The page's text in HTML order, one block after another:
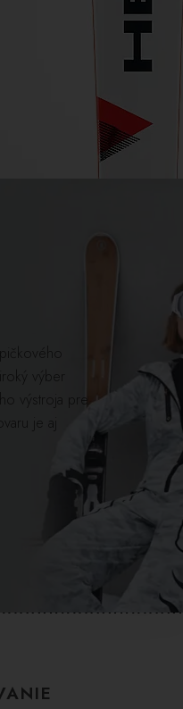
výber
výstroja pre
je aj